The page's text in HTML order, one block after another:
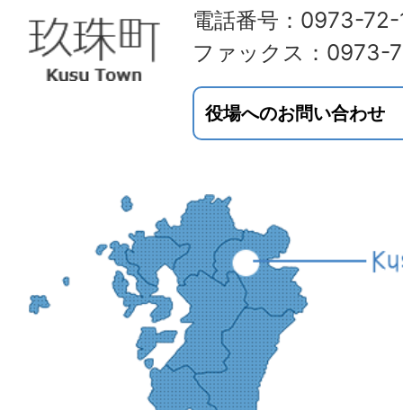
電話番号：0973-72-
ファックス：0973-
役場へのお問い合わせ